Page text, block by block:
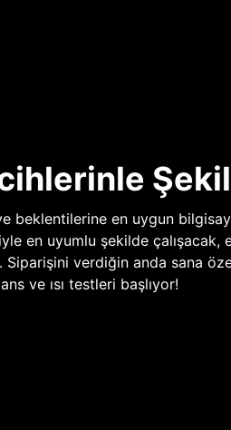
beklentilerine en uygun
en uyumlu şekilde çalışacak,
Siparişini verdiğin anda sana
ve ısı testleri başlıyor!